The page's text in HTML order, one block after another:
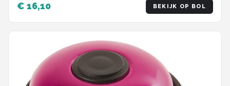
€ 16,10 BEKIJK OP BOL